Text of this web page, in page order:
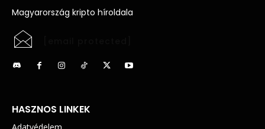
Magyarország kripto híroldala
HASZNOS LINKEK